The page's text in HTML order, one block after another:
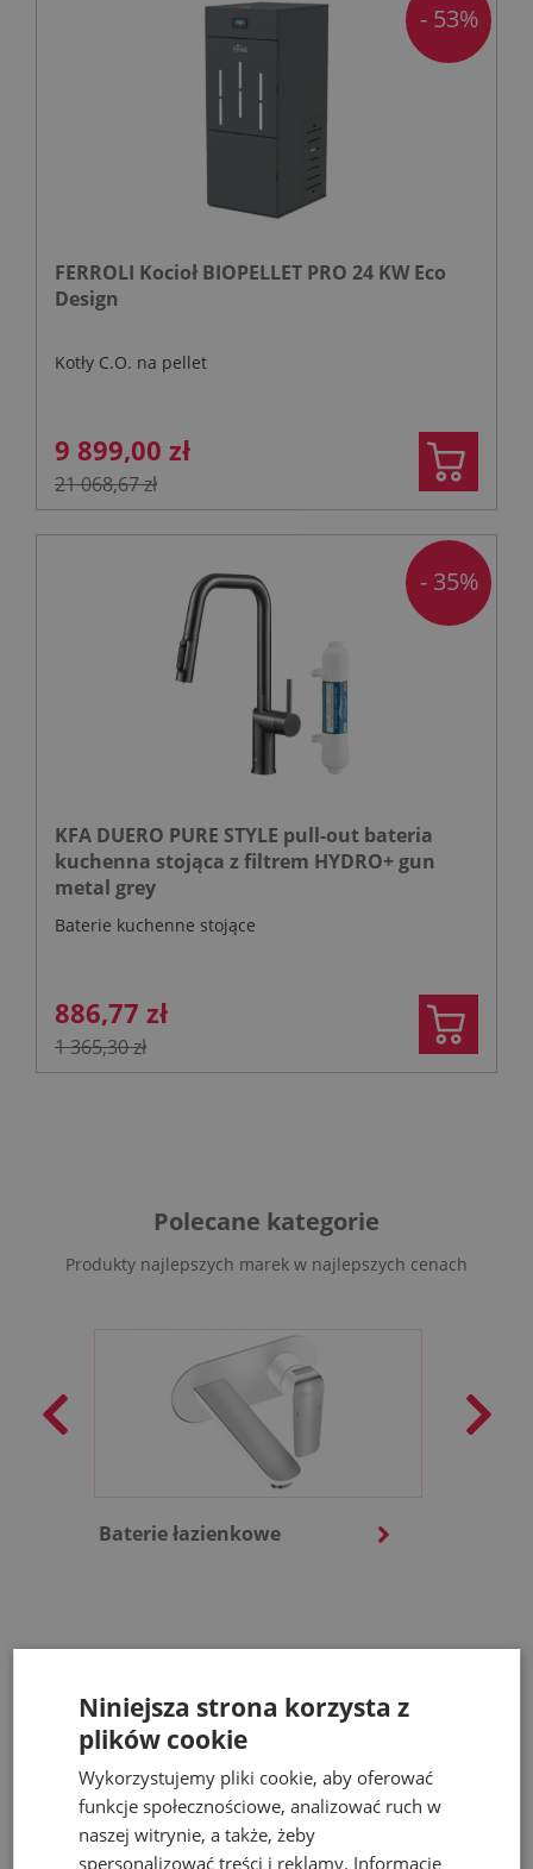
FERROLI Kocioł BIOPELLET PRO 24 KW Eco
Design
Kotły C.O. na pellet
9 899,00 zł
21 068,67 zł
- 53%
KFA DUERO PURE STYLE pull-out bateria
kuchenna stojąca z filtrem HYDRO+ gun
metal grey
Baterie kuchenne stojące
886,77 zł
1 365,30 zł
- 35%
Polecane kategorie
Produkty najlepszych marek w najlepszych cenach
Baterie łazienkowe
Nasze artykuły
Zobacz więcej
Niniejsza strona korzysta z
plików cookie
Wykorzystujemy pliki cookie, aby oferować
funkcje społecznościowe, analizować ruch w
naszej witrynie, a także, żeby
spersonalizować treści i reklamy. Informacje